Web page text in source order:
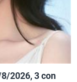
2026, 3 con